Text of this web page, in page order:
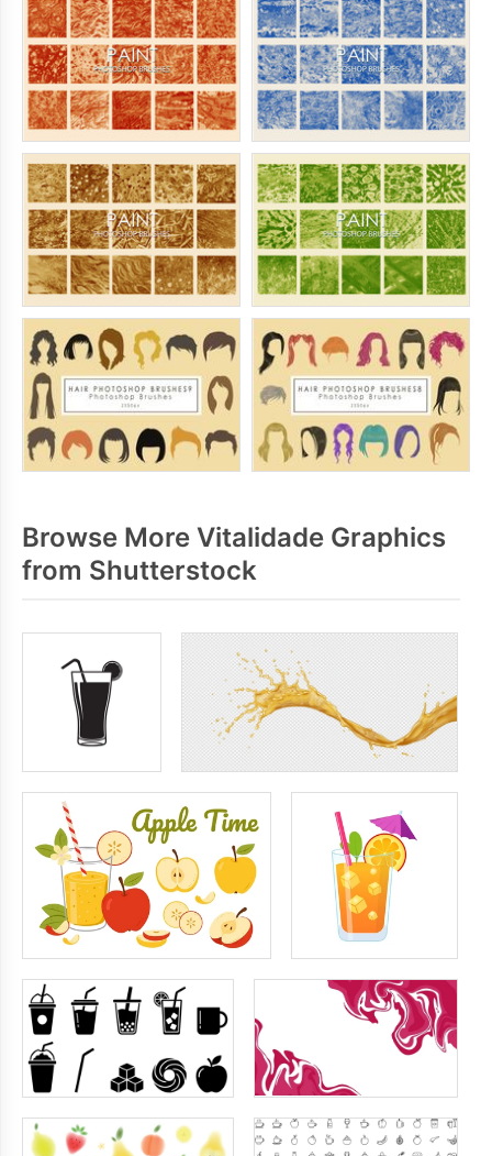
Browse More Vitalidade Graphics
from Shutterstock